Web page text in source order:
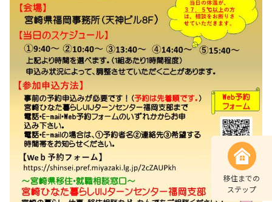
移住までの
ステップ